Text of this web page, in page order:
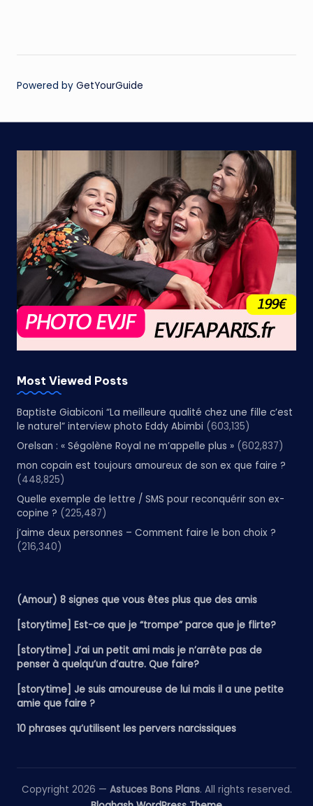
Powered by GetYourGuide
Most Viewed Posts
Baptiste Giabiconi “La meilleure qualité chez une fille c’est
le naturel” interview photo Eddy Abimbi (603,135)
Orelsan : « Ségolène Royal ne m’appelle plus » (602,837)
mon copain est toujours amoureux de son ex que faire ?
(448,825)
Quelle exemple de lettre / SMS pour reconquérir son ex-
copine ? (225,487)
j’aime deux personnes – Comment faire le bon choix ?
(216,340)
(Amour) 8 signes que vous êtes plus que des amis
[storytime] Est-ce que je “trompe” parce que je flirte?
[storytime] J’ai un petit ami mais je n’arrête pas de
penser à quelqu’un d’autre. Que faire?
[storytime] Je suis amoureuse de lui mais il a une petite
amie que faire ?
10 phrases qu’utilisent les pervers narcissiques
Copyright 2026 — Astuces Bons Plans. All rights reserved.